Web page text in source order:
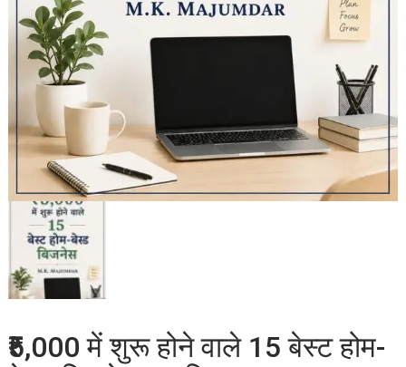
₹5,000 में शुरू होने वाले 15 बेस्ट होम-